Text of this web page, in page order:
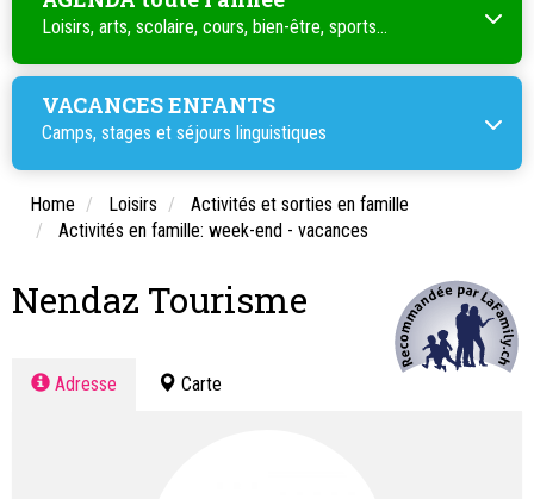
Loisirs, arts, scolaire, cours, bien-être, sports...
VACANCES ENFANTS
Camps, stages et séjours linguistiques
Home Loisirs
Activités et sorties en famille
Activités en famille: week-end - vacances
Nendaz Tourisme
Adresse Carte